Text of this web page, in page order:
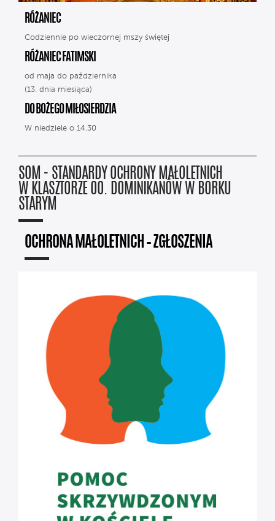
RÓŻANIEC
Codziennie po wieczornej mszy świętej
RÓŻANIEC FATIMSKI
od maja do października
(13. dnia miesiąca)
DO BOŻEGO MIŁOSIERDZIA
W niedziele o 14.30
SOM - STANDARDY OCHRONY MAŁOLETNICH
W KLASZTORZE OO. DOMINIKANÓW W BORKU
STARYM
OCHRONA MAŁOLETNICH – ZGŁOSZENIA